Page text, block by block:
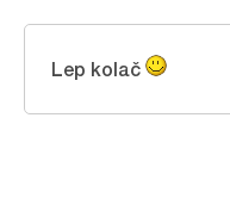
Lep kolač